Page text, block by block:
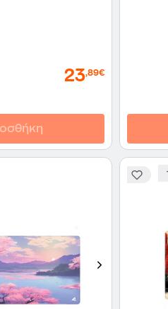
23,89€